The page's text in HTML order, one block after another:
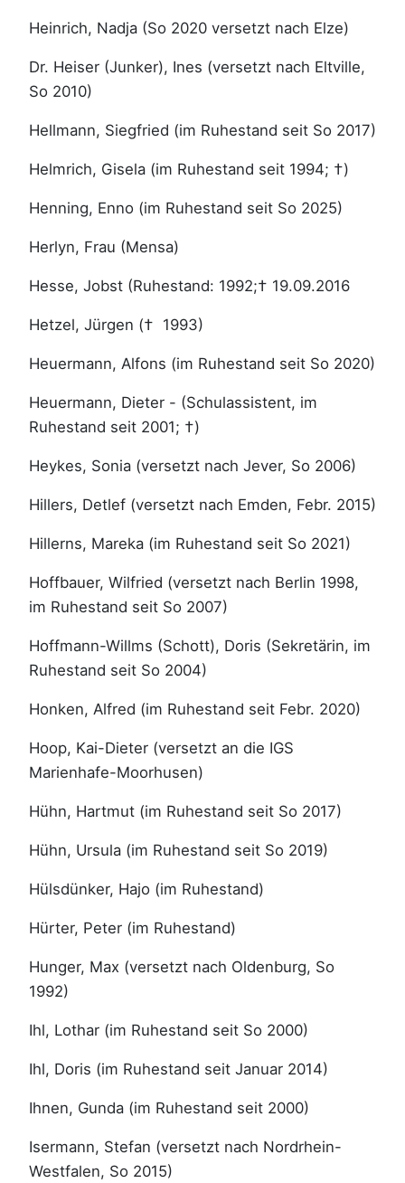
Heinrich, Nadja (So 2020 versetzt nach Elze)
Dr. Heiser (Junker), Ines (versetzt nach Eltville,
So 2010)
Hellmann, Siegfried (im Ruhestand seit So 2017)
Helmrich, Gisela (im Ruhestand seit 1994; †)
Henning, Enno (im Ruhestand seit So 2025)
Herlyn, Frau (Mensa)
Hesse, Jobst (Ruhestand: 1992;† 19.09.2016
Hetzel, Jürgen († 1993)
Heuermann, Alfons (im Ruhestand seit So 2020)
Heuermann, Dieter - (Schulassistent, im
Ruhestand seit 2001; †)
Heykes, Sonia (versetzt nach Jever, So 2006)
Hillers, Detlef (versetzt nach Emden, Febr. 2015)
Hillerns, Mareka (im Ruhestand seit So 2021)
Hoffbauer, Wilfried (versetzt nach Berlin 1998,
im Ruhestand seit So 2007)
Hoffmann-Willms (Schott), Doris (Sekretärin, im
Ruhestand seit So 2004)
Honken, Alfred (im Ruhestand seit Febr. 2020)
Hoop, Kai-Dieter (versetzt an die IGS
Marienhafe-Moorhusen)
Hühn, Hartmut (im Ruhestand seit So 2017)
Hühn, Ursula (im Ruhestand seit So 2019)
Hülsdünker, Hajo (im Ruhestand)
Hürter, Peter (im Ruhestand)
Hunger, Max (versetzt nach Oldenburg, So
1992)
Ihl, Lothar (im Ruhestand seit So 2000)
Ihl, Doris (im Ruhestand seit Januar 2014)
Ihnen, Gunda (im Ruhestand seit 2000)
Isermann, Stefan (versetzt nach Nordrhein-
Westfalen, So 2015)